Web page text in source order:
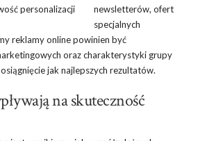
personalizacji
newsletterów, ofert
specjalnych
reklamy online powinien być
oraz charakterystyki grupy
jak najlepszych rezultatów.
na skuteczność